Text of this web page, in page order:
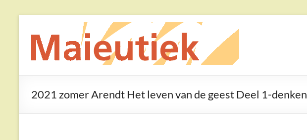
inhoud
Maieutiek
Filosofische
2021 zomer Arendt Het leven van de geest Deel 1-denken